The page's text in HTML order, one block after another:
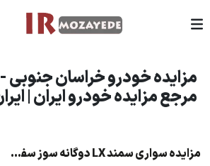
مزایده خودرو خراسان جنوبی
مرجع مزایده خودرو ایران |
مزایده سواری سمند LX دوگانه سوز سفید مدل 86 - سازمان نظام مهندسی